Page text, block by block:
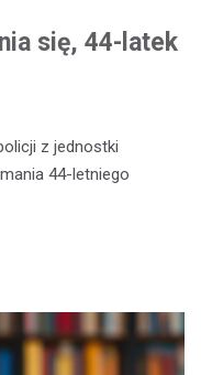
się, 44-latek
z jednostki
44-letniego